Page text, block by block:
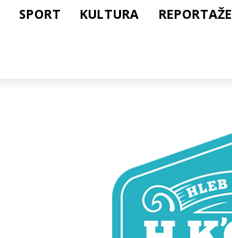
SPORT KULTURA REPORTAŽE